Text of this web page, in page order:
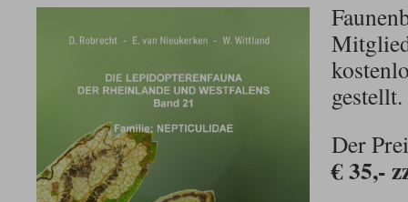
gestellt.
Der
€ 35,-